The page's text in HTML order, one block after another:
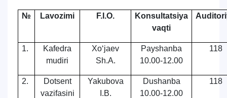
№ Lavozimi F.I.O.
Konsultatsiya
vaqti
1.
Kafedra
mudiri
Xo‘jaev
Sh.A.
Payshanba
10.00-12.00
118
2.
Dotsent
vazifasini
Yakubova
I.B.
Dushanba
10.00-12.00
118